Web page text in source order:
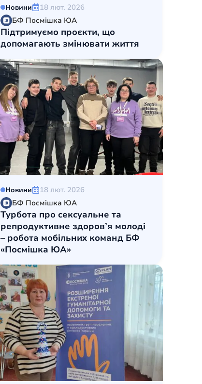
Новини
18 лют. 2026
БФ Посмішка ЮА
Підтримуємо проєкти, що
допомагають змінювати життя
Новини
18 лют. 2026
БФ Посмішка ЮА
Турбота про сексуальне та
репродуктивне здоров’я молоді
– робота мобільних команд БФ
«Посмішка ЮА»